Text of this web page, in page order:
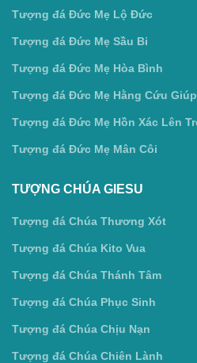
Tượng đá Đức Mẹ Lộ Đức
Tượng đá Đức Mẹ Sầu Bi
Tượng đá Đức Mẹ Hòa Bình
Tượng đá Đức Mẹ Hằng Cứu Giúp
Tượng đá Đức Mẹ Hồn Xác Lên
Tượng đá Đức Mẹ Mân Côi
TƯỢNG CHÚA GIESU
Tượng đá Chúa Thương Xót
Tượng đá Chúa Kito Vua
Tượng đá Chúa Thánh Tâm
Tượng đá Chúa Phục Sinh
Tượng đá Chúa Chịu Nạn
Tượng đá Chúa Chiên Lành